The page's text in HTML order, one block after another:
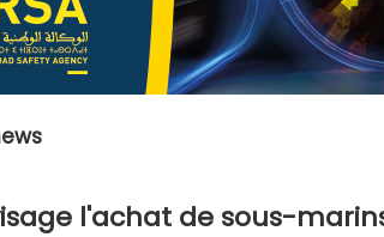
l'achat de sous-